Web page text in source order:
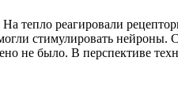
тепло реагировали
стимулировать нейроны.
не было. В перспективе